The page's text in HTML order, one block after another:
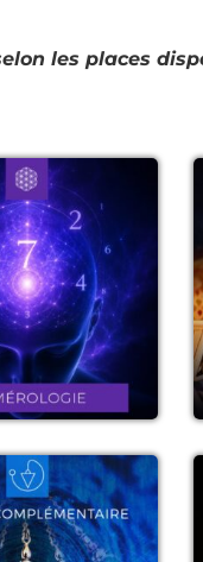
les places